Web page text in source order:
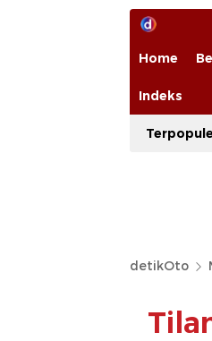
Home
Indeks
detikOto